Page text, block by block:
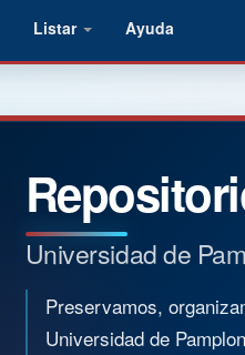
Listar Ayuda
Universidad de
Preservamos,
Universidad de